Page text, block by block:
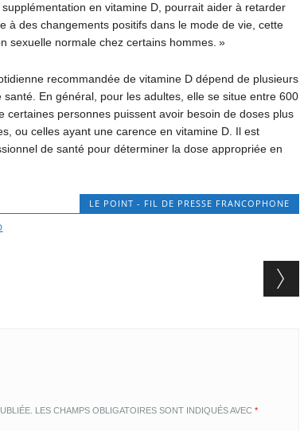
en vitamine D, pourrait aider à retarder
à des changements positifs dans le mode de vie, cette
sexuelle normale chez certains hommes. »
recommandée de vitamine D dépend de plusieurs
santé. En général, pour les adultes, elle se situe entre 600
certaines personnes puissent avoir besoin de doses plus
ou celles ayant une carence en vitamine D. Il est
de santé pour déterminer la dose appropriée en
LE POINT - FIL DE PRESSE FRANCOPHONE
LES CHAMPS OBLIGATOIRES SONT INDIQUÉS AVEC *